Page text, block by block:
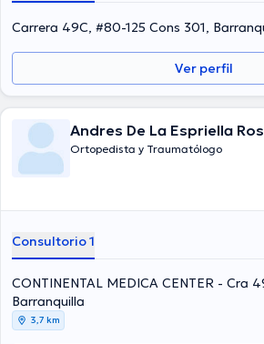
Suárez ha formado parte en diversas
tener una formación continua en su
ha compartido diversas ediciones. Español es
usados por el especialista.
Carrera 49C, #80-125 Cons 301,
Ver perfil
Andres De La Espriella
Ortopedista y Traumatólogo
Consultorio 1
CONTINENTAL MEDICA CENTER - Cra
Barranquilla
3,7 km